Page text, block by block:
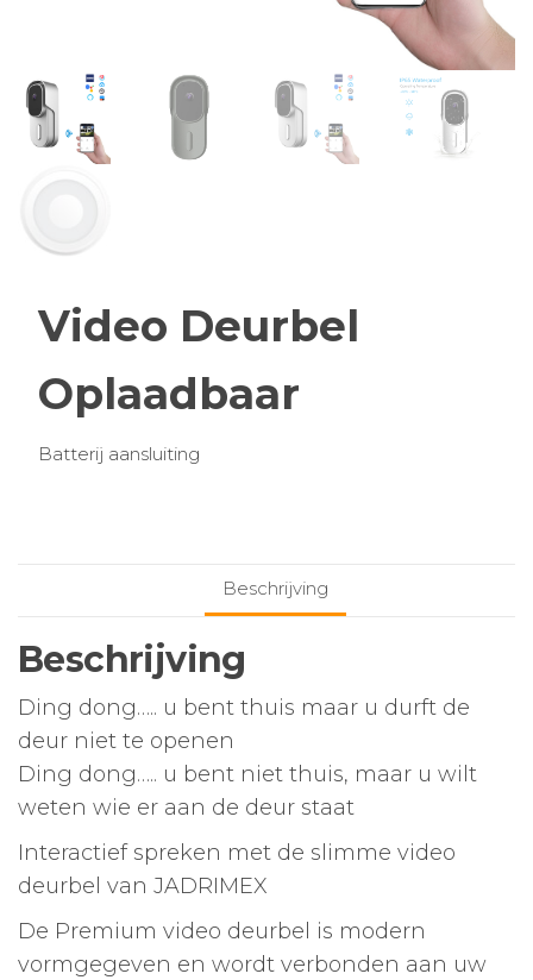
Video Deurbel
Oplaadbaar
Batterij aansluiting
Beschrijving
Beschrijving
Ding dong….. u bent thuis maar u durft de
deur niet te openen
Ding dong….. u bent niet thuis, maar u wilt
weten wie er aan de deur staat
Interactief spreken met de slimme video
deurbel van JADRIMEX
De Premium video deurbel is modern
vormgegeven en wordt verbonden aan uw